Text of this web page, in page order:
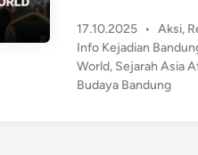
n
d
u
17.10.2025 • P
o
s
t
Aksi,
Info Kejadian
World, Sejarah Asia
Budaya Bandung